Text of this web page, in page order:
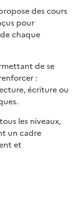
des cours
pour
chaque
de se
:
écriture ou
les niveaux,
un cadre
et